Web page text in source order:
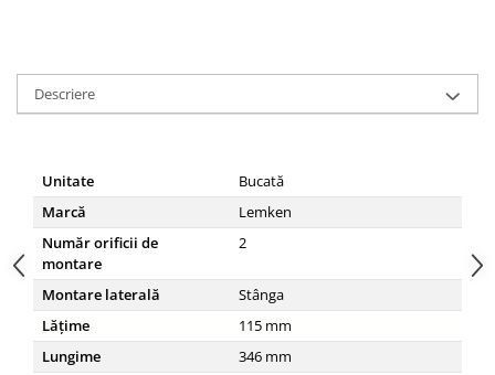
Descriere
Unitate
Bucată
Marcă
Lemken
Număr orificii de
montare
2
Montare laterală
Stânga
Lățime
115 mm
Lungime
346 mm